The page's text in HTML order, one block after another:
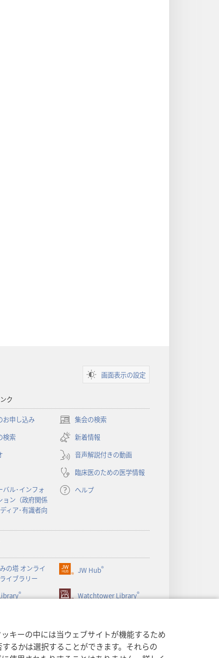
キーの中には当ウェブサイトが機能するため
るかは選択することができます。それらの
画面表示の設定
ク
お申し込み 集会の検索
（新
し
い
タ
ブ
で
開
く）
検索
新着情報
音声解説付きの動画
臨床医のための医学情報
バル･インフォ
ョン（政府関係
ィア･有識者向
ヘルプ
の塔 オンライ
イブラリー
JW Hub®
（新
い
開
く）
® Watchtower Library®